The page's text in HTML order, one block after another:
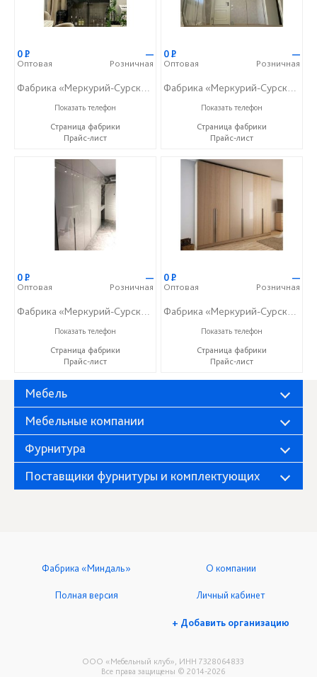
0Р
Оптовая
—
Розничная
Фабрика «Меркурий-Сурский»
+7 (8415) 73-05-06
Показать телефон
Страница фабрики
Прайс-лист
0Р
Оптовая
—
Розничная
Фабрика «Меркурий-Сурский»
+7 (8415) 73-05-06
Показать телефон
Страница фабрики
Прайс-лист
0Р
Оптовая
—
Розничная
Фабрика «Меркурий-Сурский»
+7 (8415) 73-05-06
Показать телефон
Страница фабрики
Прайс-лист
0Р
Оптовая
—
Розничная
Фабрика «Меркурий-Сурский»
+7 (8415) 73-05-06
Показать телефон
Страница фабрики
Прайс-лист
Мебель
Мебельные компании
Фурнитура
Поставщики фурнитуры и комплектующих
ООО «Мебельный клуб», ИНН 7328064833
Все права защищены © 2014-2026
Фабрика «Миндаль» О компании
Полная версия Личный кабинет
+ Добавить организацию